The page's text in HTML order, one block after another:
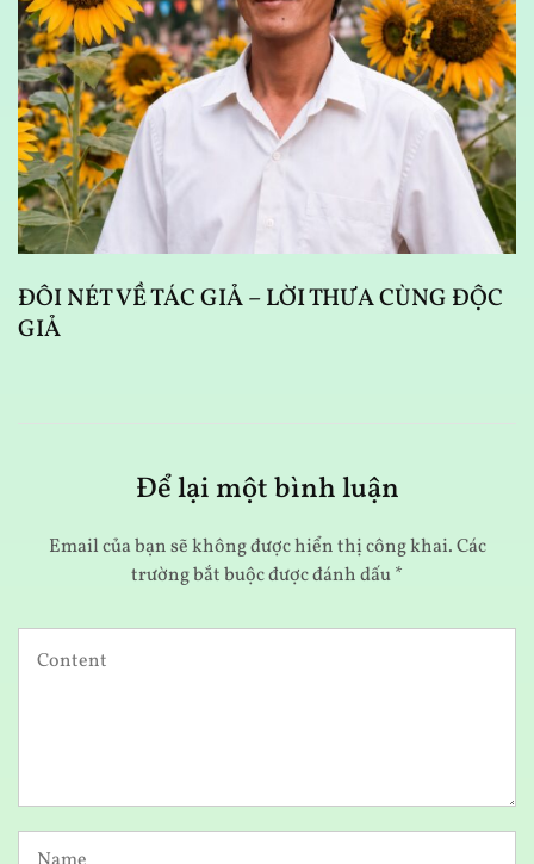
ĐÔI NÉT VỀ TÁC GIẢ – LỜI THƯA CÙNG ĐỘC
GIẢ
Để lại một bình luận
Email của bạn sẽ không được hiển thị công khai.Các
trường bắt buộc được đánh dấu*